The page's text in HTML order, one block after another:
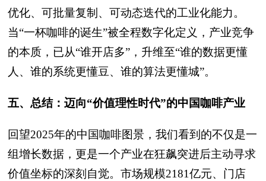
优化、可批量复制、可动态迭代的工业化能力。
当“一杯咖啡的诞生”被全程数字化定义，产业竞争
的本质，已从“谁开店多”，升维至“谁的数据更懂
人、谁的系统更懂豆、谁的算法更懂城”。
五、总结：迈向“价值理性时代”的中国咖啡产业
回望2025年的中国咖啡图景，我们看到的不仅是一
组增长数据，更是一个产业在狂飙突进后主动寻求
价值坐标的深刻自觉。市场规模2181亿元、门店